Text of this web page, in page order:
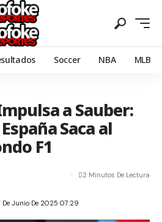
Soccer NBA MLB
a Sauber:
Saca al
F1
Junio De 2025 07:29
2 Minutos De Lectura